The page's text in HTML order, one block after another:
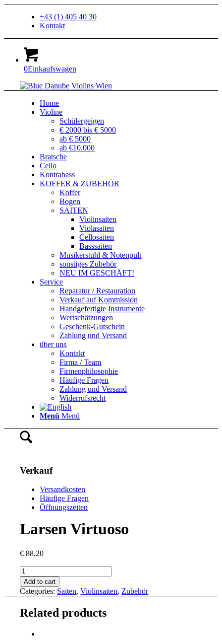
+43 (1) 405 40 30
Kontakt
0Einkaufswagen
Home
Violine
Schülergeigen
€ 2000 bis € 5000
ab € 5000
ab €10.000
Bratsche
Cello
Kontrabass
KOFFER & ZUBEHÖR
Koffer
Bogen
SAITEN
Violinsaiten
Violasaiten
Cellosaiten
Basssaiten
Musikerstuhl & Notenpult
sonstiges Zubehör
NEU IM GESCHÄFT!
Service
Reparatur / Restauration
Verkauf auf Kommission
Handgefertigte Instrumente
Wertschätzungen
Geschenk-Gutschein
Zahlung und Versand
über uns
Kontakt
Firma / Team
Firmenphilosophie
Häufige Fragen
Zahlung und Versand
Widerrufsrecht
Menü Menü
Verkauf
Versandkosten
Häufige Fragen
Öffnungszeiten
Larsen Virtuoso
€ 88,20
Larsen
Virtuoso
quantity
Add to cart
Categories: Saiten,Violinsaiten, Zubehör
Related products